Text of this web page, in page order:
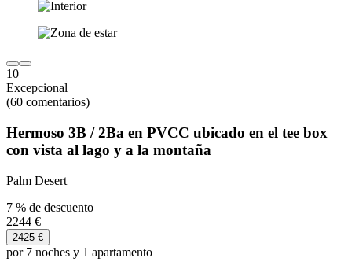
10
Excepcional
(60 comentarios)
Hermoso 3B / 2Ba en PVCC ubicado en el tee box
con vista al lago y a la montaña
Palm Desert
7 % de descuento
2244 €
2425 €
por 7 noches y 1 apartamento